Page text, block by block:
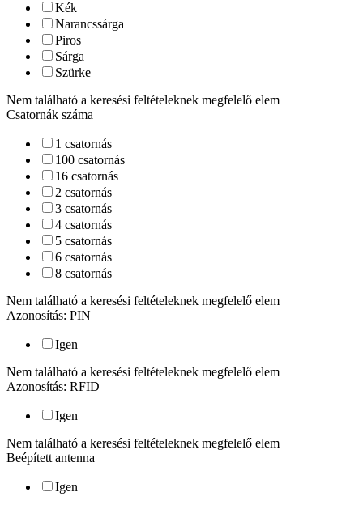
Kék
Narancssárga
Piros
Sárga
Szürke
Nem található a keresési feltételeknek megfelelő elem
Csatornák száma
1 csatornás
100 csatornás
16 csatornás
2 csatornás
3 csatornás
4 csatornás
5 csatornás
6 csatornás
8 csatornás
Nem található a keresési feltételeknek megfelelő elem
Azonosítás: PIN
Igen
Nem található a keresési feltételeknek megfelelő elem
Azonosítás: RFID
Igen
Nem található a keresési feltételeknek megfelelő elem
Beépített antenna
Igen